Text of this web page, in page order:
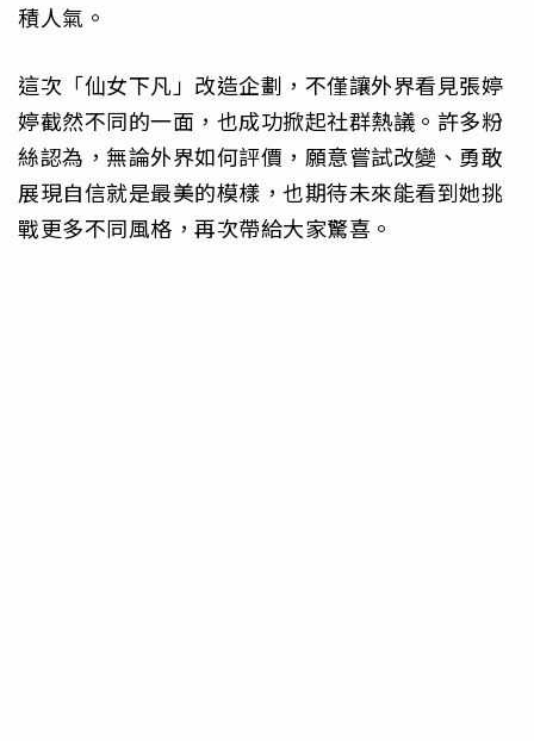
積人氣。
這次「仙女下凡」改造企劃，不僅讓外界看見張婷
婷截然不同的一面，也成功掀起社群熱議。許多粉
絲認為，無論外界如何評價，願意嘗試改變、勇敢
展現自信就是最美的模樣，也期待未來能看到她挑
戰更多不同風格，再次帶給大家驚喜。